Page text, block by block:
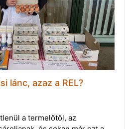
lánc, azaz a REL?
a termelőtől, az